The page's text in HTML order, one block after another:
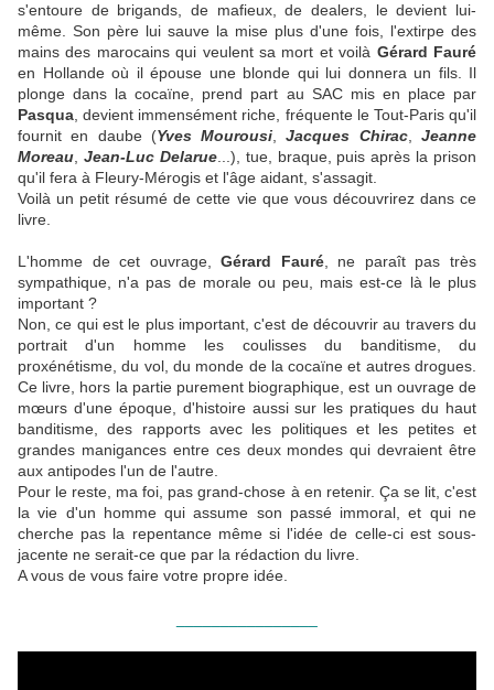
s'entoure de brigands, de mafieux, de dealers, le devient lui-
même. Son père lui sauve la mise plus d'une fois, l'extirpe des
mains des marocains qui veulent sa mort et voilà Gérard Fauré
en Hollande où il épouse une blonde qui lui donnera un fils. Il
plonge dans la cocaïne, prend part au SAC mis en place par
Pasqua , devient immensément riche, fréquente le Tout-Paris qu'il
fournit en daube (Yves Mourousi ,Jacques Chirac,Jeanne
Moreau Jean-Luc Delarue...), tue, braque, puis après la prison
qu'il fera à Fleury-Mérogis et l'âge aidant, s'assagit.
Voilà un petit résumé de cette vie que vous découvrirez dans ce
livre.
L'homme de cet ouvrage,Gérard Fauré, ne paraît pas très
sympathique, n'a pas de morale ou peu, mais est-ce là le plus
important ?
Non, ce qui est le plus important, c'est de découvrir au travers du
portrait d'un homme les coulisses du banditisme, du
proxénétisme, du vol, du monde de la cocaïne et autres drogues.
Ce livre, hors la partie purement biographique, est un ouvrage de
mœurs d'une époque, d'histoire aussi sur les pratiques du haut
banditisme, des rapports avec les politiques et les petites et
grandes manigances entre ces deux mondes qui devraient être
aux antipodes l'un de l'autre.
Pour le reste, ma foi, pas grand-chose à en retenir. Ça se lit, c'est
la vie d'un homme qui assume son passé immoral, et qui ne
cherche pas la repentance même si l'idée de celle-ci est sous-
jacente ne serait-ce que par la rédaction du livre.
A vous de vous faire votre propre idée.